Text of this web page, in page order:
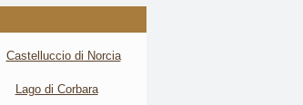
Castelluccio di Norcia
Lago di Corbara